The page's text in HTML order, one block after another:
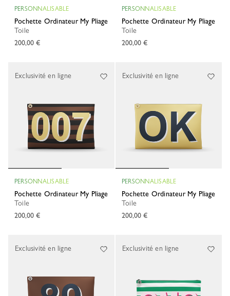
PERSONNALISABLE
Pochette Ordinateur My Pliage
Toile
200,00 €
PERSONNALISABLE
Pochette Ordinateur My Pliage
Toile
200,00 €
PERSONNALISABLE
Pochette Ordinateur My Pliage
Toile
200,00 €
Exclusivité en ligne
PERSONNALISABLE
Pochette Ordinateur My Pliage
Toile
200,00 €
Exclusivité en ligne
Exclusivité en ligne Exclusivité en ligne